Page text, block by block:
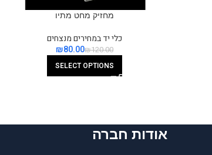
מחזיק מחט מתיו
כלי יד במחירים מנצחים
₪120.00
₪80.00
SELECT OPTIONS
אודות חברה